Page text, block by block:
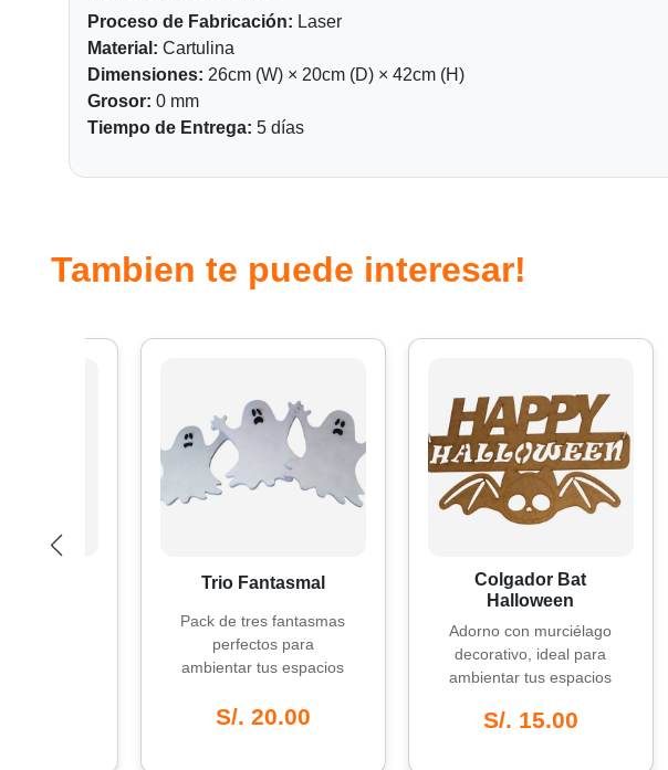
Proceso de Fabricación: Laser
Material: Cartulina
Dimensiones: 26cm (W) × 20cm (D) × 42cm (H)
Grosor: 0 mm
Tiempo de Entrega: 5 días
Tambien te puede interesar!
Trio Fantasmal
Pack de tres fantasmas
perfectos para
ambientar tus espacios
S/. 20.00
Colgador Bat
Halloween
Adorno con murciélago
decorativo, ideal para
ambientar tus espacios
S/. 15.00